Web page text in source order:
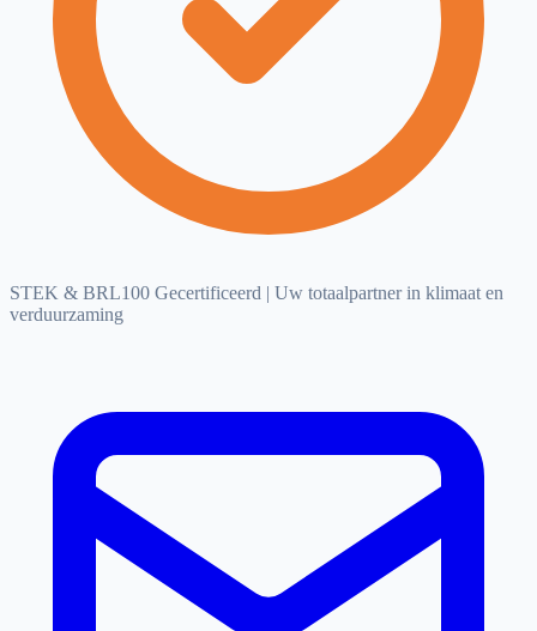
STEK & BRL100 Gecertificeerd | Uw totaalpartner in klimaat en
verduurzaming